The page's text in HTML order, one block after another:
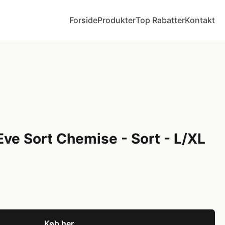
ForsideProdukterTop RabatterKontakt
Sort Chemise - Sort - L/XL